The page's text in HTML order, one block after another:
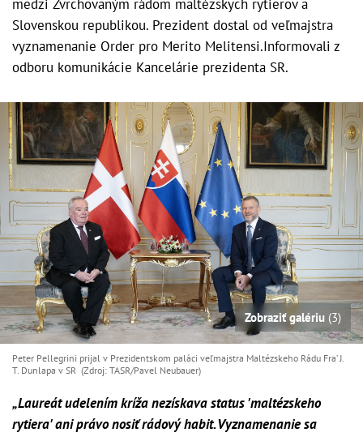
medzi Zvrchovaným rádom maltézskych rytierov a
Slovenskou republikou. Prezident dostal od veľmajstra
vyznamenanie Order pro Merito Melitensi.Informovali z
odboru komunikácie Kancelárie prezidenta SR.
Zobraziť galériu (3)
Peter Pellegrini prijal v Prezidentskom paláci veľmajstra Maltézskeho Rádu Fra’ J.
T. Dunlapa v SR (Zdroj: TASR/Pavel Neubauer)
„Laureát udelením kríža nezískava status 'maltézskeho
rytiera' ani právo nosiť rádový habit. Vyznamenanie sa